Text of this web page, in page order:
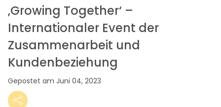
‚Growing Together‘ –
Internationaler Event der
Zusammenarbeit und
Kundenbeziehung
Gepostet am Juni 04, 2023